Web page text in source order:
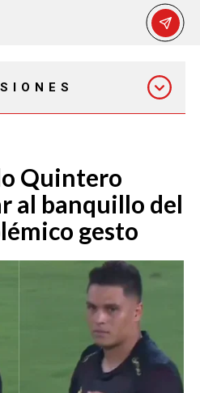
7:00 PM
Quintero
al banquillo del
gesto